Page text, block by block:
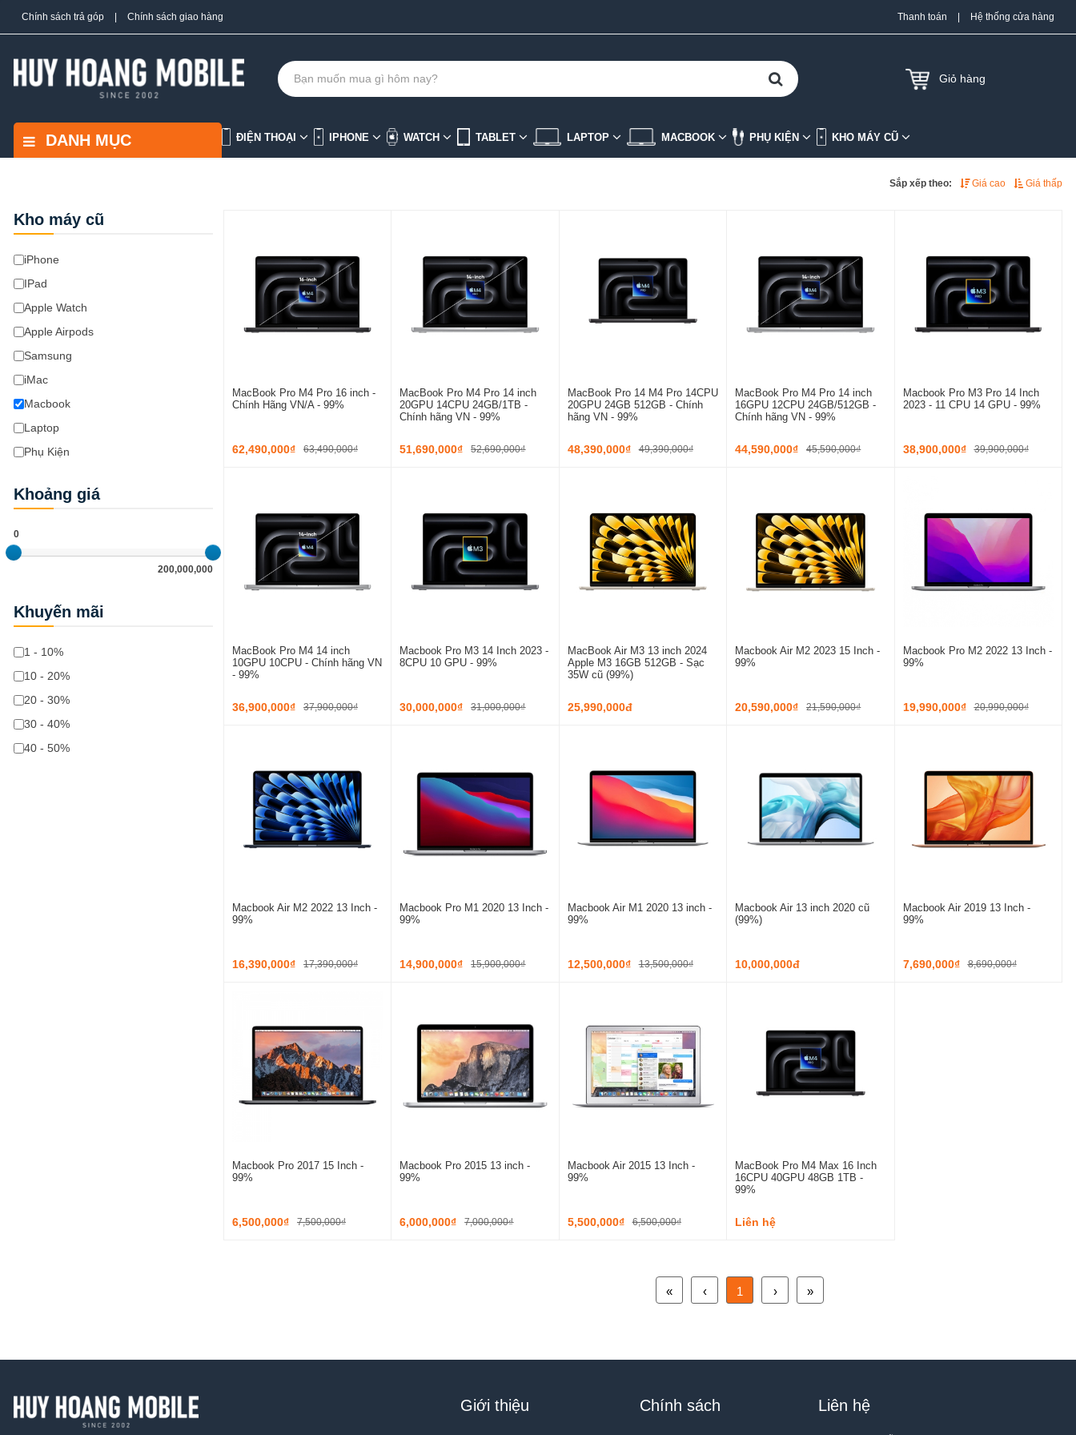
Chính sách trả góp Chính sách giao hàng Thanh toán Hệ thống cửa hàng
Giỏ hàng
DANH MỤC ĐIỆN THOẠI IPHONE WATCH TABLET LAPTOP MACBOOK PHỤ KIỆN KHO MÁY CŨ
Sắp xếp theo: Giá cao Giá thấp
Kho máy cũ
iPhone
IPad
Apple Watch
Apple Airpods
Samsung
iMac
Macbook
Laptop
Phụ Kiện
Khoảng giá
0
200,000,000
Khuyến mãi
1 - 10%
10 - 20%
20 - 30%
30 - 40%
40 - 50%
MacBook Pro M4 Pro 16 inch -
Chính Hãng VN/A - 99%
62,490,000₫ 63,490,000₫
MacBook Pro M4 Pro 14 inch
20GPU 14CPU 24GB/1TB -
Chính hãng VN - 99%
51,690,000₫ 52,690,000₫
MacBook Pro 14 M4 Pro 14CPU
20GPU 24GB 512GB - Chính
hãng VN - 99%
48,390,000₫ 49,390,000₫
MacBook Pro M4 Pro 14 inch
16GPU 12CPU 24GB/512GB -
Chính hãng VN - 99%
44,590,000₫ 45,590,000₫
Macbook Pro M3 Pro 14 Inch
2023 - 11 CPU 14 GPU - 99%
38,900,000₫ 39,900,000₫
MacBook Pro M4 14 inch
10GPU 10CPU - Chính hãng VN
- 99%
36,900,000₫ 37,900,000₫
Macbook Pro M3 14 Inch 2023 -
8CPU 10 GPU - 99%
30,000,000₫ 31,000,000₫
MacBook Air M3 13 inch 2024
Apple M3 16GB 512GB - Sạc
35W cũ (99%)
25,990,000đ
Macbook Air M2 2023 15 Inch -
99%
20,590,000₫ 21,590,000₫
Macbook Pro M2 2022 13 Inch -
99%
19,990,000₫ 20,990,000₫
Macbook Air M2 2022 13 Inch -
99%
16,390,000₫ 17,390,000₫
Macbook Pro M1 2020 13 Inch -
99%
14,900,000₫ 15,900,000₫
Macbook Air M1 2020 13 inch -
99%
12,500,000₫ 13,500,000₫
Macbook Air 13 inch 2020 cũ
(99%)
10,000,000đ
Macbook Air 2019 13 Inch -
99%
7,690,000₫ 8,690,000₫
Macbook Pro 2017 15 Inch -
99%
6,500,000₫ 7,500,000₫
Macbook Pro 2015 13 inch -
99%
6,000,000₫ 7,000,000₫
Macbook Air 2015 13 Inch -
99%
5,500,000₫ 6,500,000₫
MacBook Pro M4 Max 16 Inch
16CPU 40GPU 48GB 1TB -
99%
Liên hệ
« ‹ 1 › »
Giới thiệu Chính sách Liên hệ